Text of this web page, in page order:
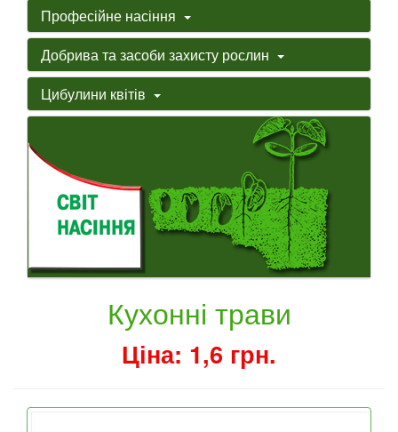
Професійне насіння
Добрива та засоби захисту рослин
Цибулини квітів
Кухонні трави
Ціна: 1,6 грн.